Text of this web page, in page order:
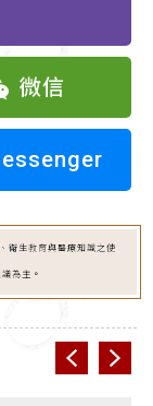
微信
衛生教育與醫療知識之使
為主。